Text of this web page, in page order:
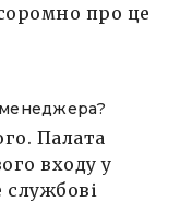
про це
Палата
входу у
службові